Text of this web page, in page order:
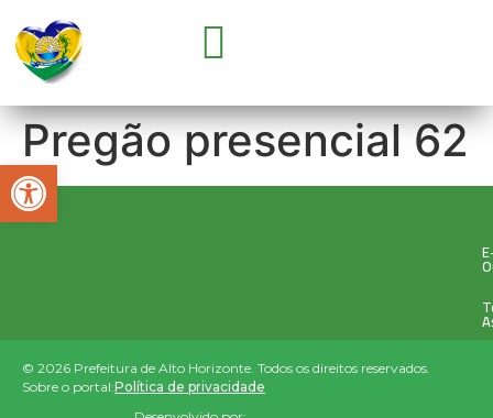
Pregão presencial 62
© 2026 Prefeitura de Alto Horizonte. Todos os direitos reservados.
Sobre o portal:Política de privacidade
Abrir a barra de ferramentas